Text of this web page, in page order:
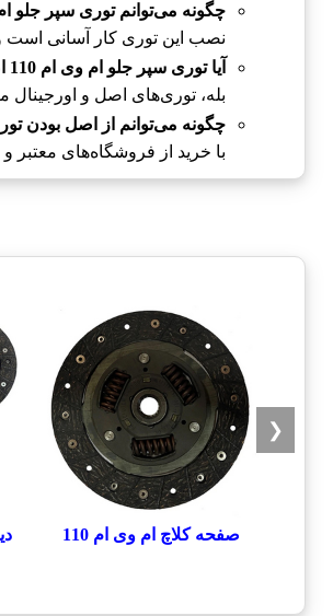
چگونه می‌توانم توری سپر جلو ام وی ام 110
نصب این توری کار آسانی است
آیا توری سپر جلو ام وی ام 110 اصل و اورجینال از نوع غیر استاندارد بهتر است؟
بله، توری‌های اصل و اورجینال
چگونه می‌توانم از اصل بودن توری سپر
با خرید از فروشگاه‌های معتبر
صفحه کلاچ ام وی ام 110
❮